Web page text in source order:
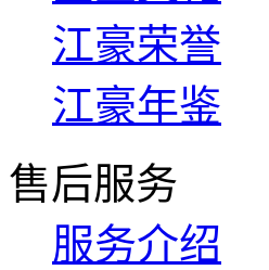
江豪荣誉
江豪年鉴
售后服务
服务介绍